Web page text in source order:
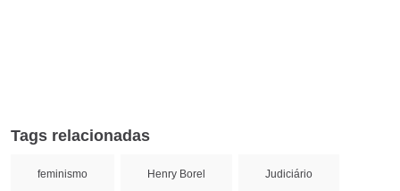
Tags relacionadas
feminismo Henry Borel Judiciário